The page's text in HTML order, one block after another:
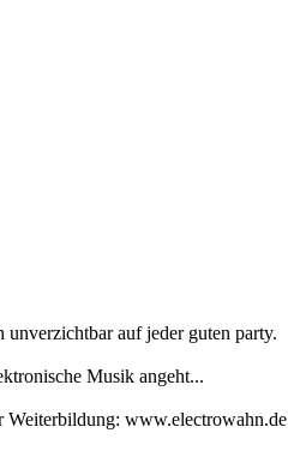
auf jeder guten party.
Musik angeht...
Weiterbildung: www.electrowahn.de